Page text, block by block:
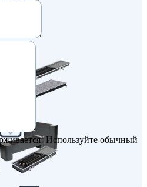
Используйте обычный